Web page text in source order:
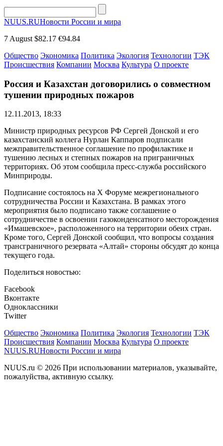
NUUS.RUНовости России и мира
7 August $82.17 €94.84
Общество Экономика Политика Экология Технологии ТЭК
Происшествия Компании Москва Культура О проекте
Россия и Казахстан договорились о совместном
тушении природных пожаров
12.11.2013, 18:33
Министр природных ресурсов РФ Сергей Донской и его
казахстанский коллега Нурлан Каппаров подписали
межправительственное соглашение по профилактике и
тушению лесных и степных пожаров на приграничных
территориях. Об этом сообщила пресс-служба российского
Минприроды.
Подписание состоялось на X Форуме межрегионального
сотрудничества России и Казахстана. В рамках этого
мероприятия было подписано также соглашение о
сотрудничестве в освоении газоконденсатного месторождения
«Имашевское», расположенного на территории обеих стран.
Кроме того, Сергей Донской сообщил, что вопросы создания
трансграничного резервата «Алтай» стороны обсудят до конца
текущего года.
Поделиться новостью:
Facebook
Вконтакте
Одноклассники
Twitter
Общество Экономика Политика Экология Технологии ТЭК
Происшествия Компании Москва Культура О проекте
NUUS.RUНовости России и мира
NUUS.ru © 2026 При использовании материалов, указывайте,
пожалуйства, активную ссылку.